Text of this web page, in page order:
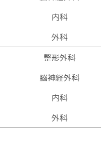
内科
外科
整形外科
脳神経外科
内科
外科